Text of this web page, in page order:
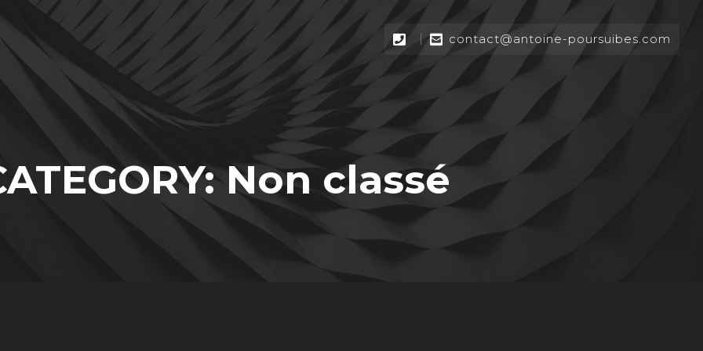
contact@antoine-poursuibes.com
Non classé